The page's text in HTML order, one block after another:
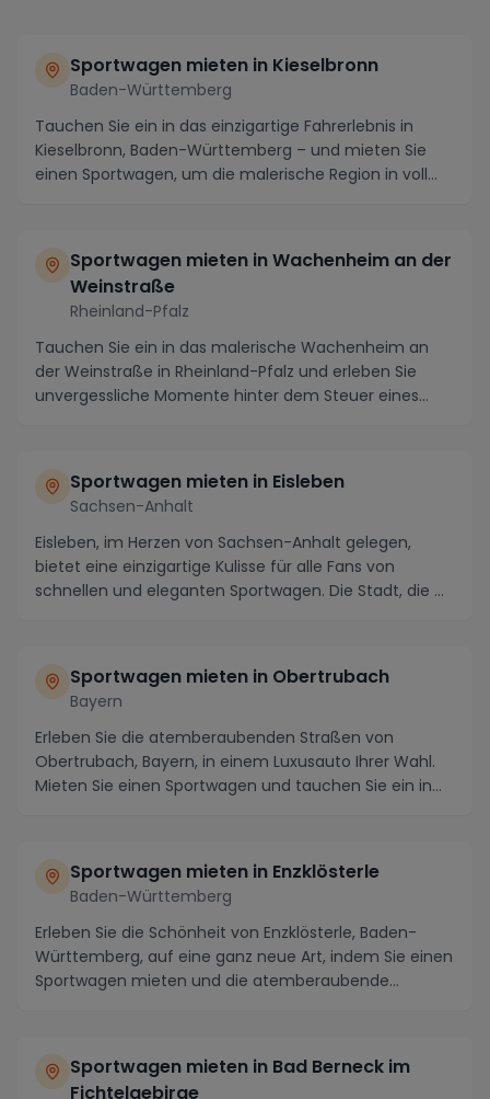
Sportwagen mieten in Kieselbronn
Baden-Württemberg
Tauchen Sie ein in das einzigartige Fahrerlebnis in
Kieselbronn, Baden-Württemberg – und mieten Sie
einen Sportwagen, um die malerische Region in voll...
Sportwagen mieten in Wachenheim an der
Weinstraße
Rheinland-Pfalz
Tauchen Sie ein in das malerische Wachenheim an
der Weinstraße in Rheinland-Pfalz und erleben Sie
unvergessliche Momente hinter dem Steuer eines
Sportwagen mieten in Eisleben
Sachsen-Anhalt
Eisleben, im Herzen von Sachsen-Anhalt gelegen,
bietet eine einzigartige Kulisse für alle Fans von
schnellen und eleganten Sportwagen. Die Stadt, die ...
Sportwagen mieten in Obertrubach
Bayern
Erleben Sie die atemberaubenden Straßen von
Obertrubach, Bayern, in einem Luxusauto Ihrer Wahl.
Mieten Sie einen Sportwagen und tauchen Sie ein in
Sportwagen mieten in Enzklösterle
Baden-Württemberg
Erleben Sie die Schönheit von Enzklösterle, Baden-
Württemberg, auf eine ganz neue Art, indem Sie einen
Sportwagen mieten und die atemberaubende
Sportwagen mieten in Bad Berneck im
Fichtelgebirge